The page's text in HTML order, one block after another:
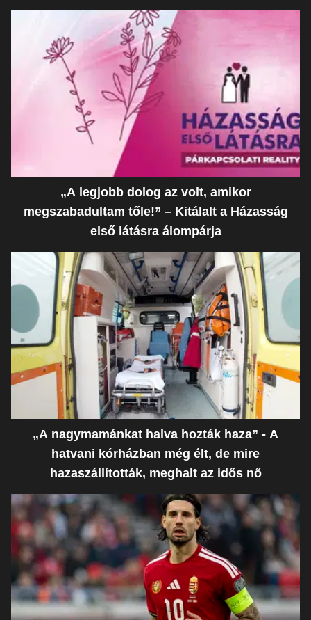
„A legjobb dolog az volt, amikor
megszabadultam tőle!” – Kitálalt a Házasság
első látásra álompárja
„A nagymamánkat halva hozták haza” - A
hatvani kórházban még élt, de mire
hazaszállították, meghalt az idős nő